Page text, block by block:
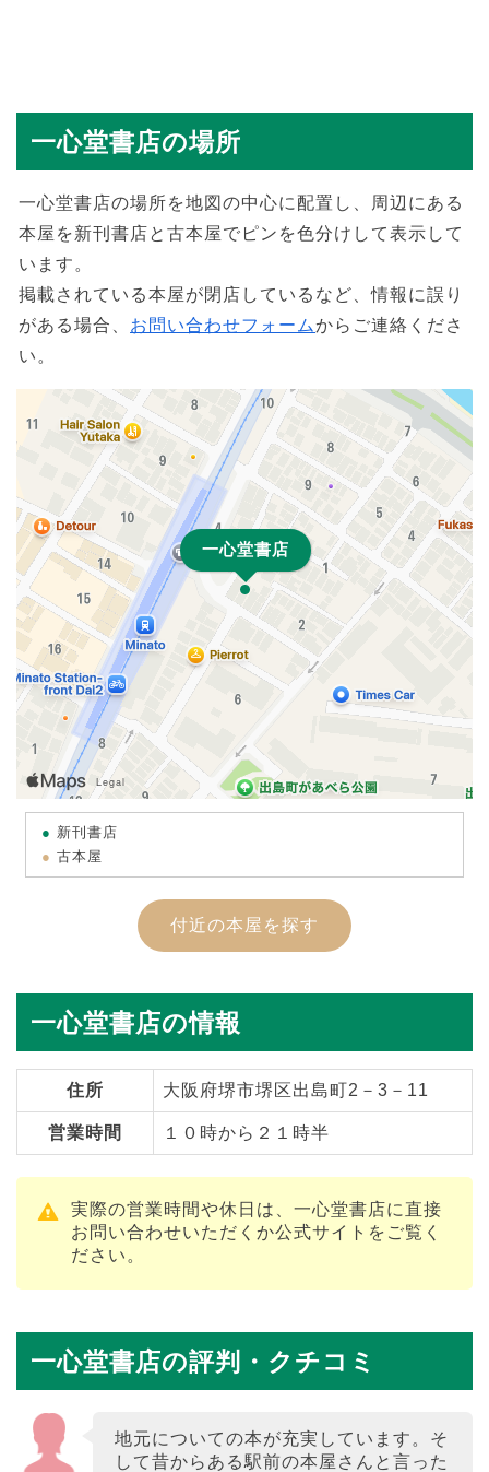
一心堂書店の場所
一心堂書店の場所を地図の中心に配置し、周辺にある
本屋を新刊書店と古本屋でピンを色分けして表示して
います。
掲載されている本屋が閉店しているなど、情報に誤り
がある場合、 お問い合わせフォームからご連絡くださ
い。
一心堂書店
新刊書店
古本屋
付近の本屋を探す
一心堂書店の情報
住所 大阪府堺市堺区出島町2－3－11
営業時間 １０時から２１時半
実際の営業時間や休日は、一心堂書店に直接
お問い合わせいただくか公式サイトをご覧く
ださい。
一心堂書店の評判・クチコミ
地元についての本が充実しています。そ
して昔からある駅前の本屋さんと言った